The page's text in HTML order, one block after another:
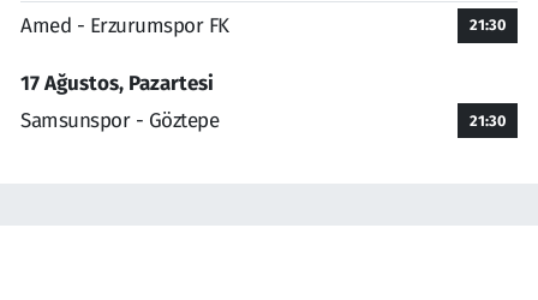
Amed - Erzurumspor FK 21:30
17 Ağustos, Pazartesi
Samsunspor - Göztepe
21:30